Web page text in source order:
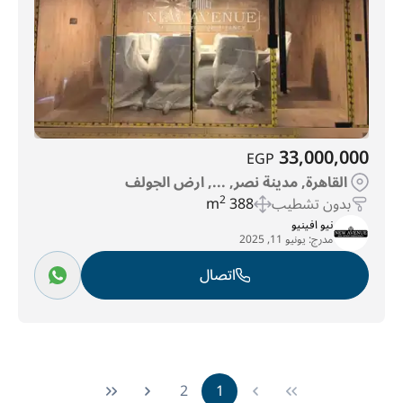
33,000,000
EGP
القاهرة, مدينة نصر, ..., ارض الجولف
بدون تشطيب 388 m
2
نيو افينيو
مدرج: يونيو 11, 2025
اتصال
1
2